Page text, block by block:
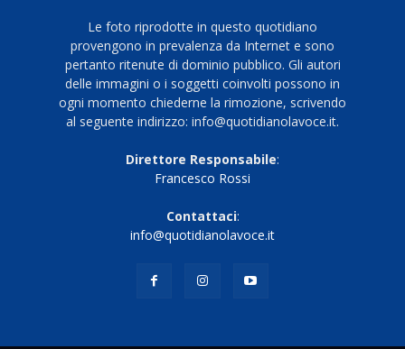
Le foto riprodotte in questo quotidiano
provengono in prevalenza da Internet e sono
pertanto ritenute di dominio pubblico. Gli autori
delle immagini o i soggetti coinvolti possono in
ogni momento chiederne la rimozione, scrivendo
al seguente indirizzo: info@quotidianolavoce.it.
Direttore Responsabile:
Francesco Rossi
Contattaci:
info@quotidianolavoce.it